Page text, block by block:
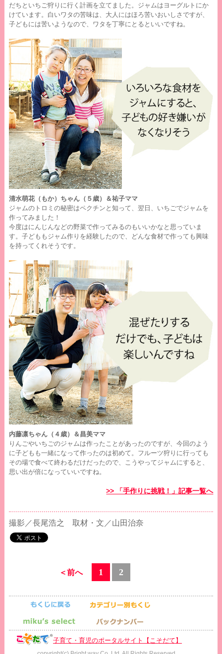
だちといちご狩りに行く計画を立てました。ジャムはヨーグルトにか
けています。白いワタの苦味は、大人にはほろ苦いおいしさですが、
子どもには苦いようなので、ワタを丁寧にとるといいですね。
清水萌花（もか）ちゃん（５歳）＆祐子ママ
ジャムのトロミの秘密はペクチンと知って、翌日、いちごでジャムを
作ってみました！
今度はにんじんなどの野菜で作ってみるのもいいかなと思っていま
す。子どももジャム作りを経験したので、どんな食材で作っても興味
を持ってくれそうです。
内藤凛ちゃん（４歳）＆昌美ママ
りんごやいちごのジャムは作ったことがあったのですが、今回のよう
に子どもも一緒になって作ったのは初めて。フルーツ狩りに行っても
その場で食べて終わるだけだったので、こうやってジャムにすると、
思い出が倍になっていいですね。
>> 「手作りに挑戦！」記事一覧へ
撮影／長尾浩之 取材・文／山田治奈
＜前へ 1 2
子育て・育児のポータルサイト【こそだて】